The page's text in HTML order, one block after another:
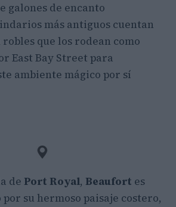
galones de encanto
más antiguos cuentan
que los rodean como
East Bay Street para
ambiente mágico por sí
de Port Royal, Beaufort es
su hermoso paisaje costero,